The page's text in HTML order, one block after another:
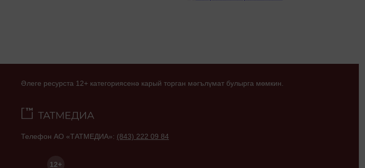
Әлеге ресурста 12+ категориясенә карый торган мәгълүмат булырга мөмкин.
Телефон АО «ТАТМЕДИА»: (843) 222 09 84
12+